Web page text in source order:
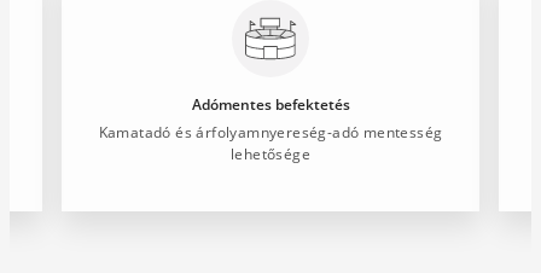
Adómentes befektetés
Kamatadó és árfolyamnyereség-adó mentesség
lehetősége